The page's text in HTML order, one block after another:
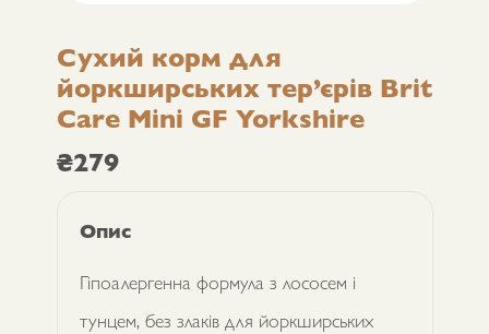
Сухий корм для
йоркширських тер’єрів Brit
Care Mini GF Yorkshire
₴279
Опис
Гіпоалергенна формула з лососем і
тунцем, без злаків для йоркширських